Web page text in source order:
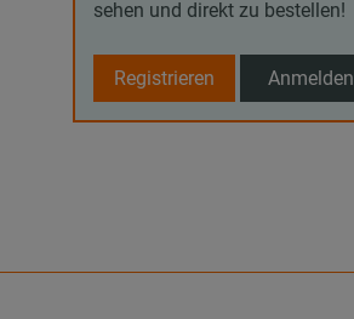
sehen und direkt zu bestellen!
Registrieren Anmelden